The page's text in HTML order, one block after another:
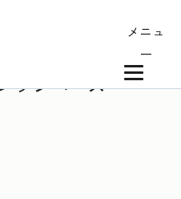
メニュ
ー
ッジベース